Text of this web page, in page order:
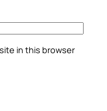
in this browser